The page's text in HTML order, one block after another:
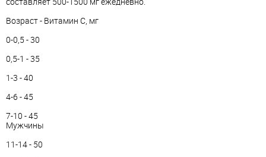
Возраст - Витамин С, мг
0-0,5 - 30
0,5-1 - 35
1-3 - 40
4-6 - 45
7-10 - 45
Мужчины
11-14 - 50